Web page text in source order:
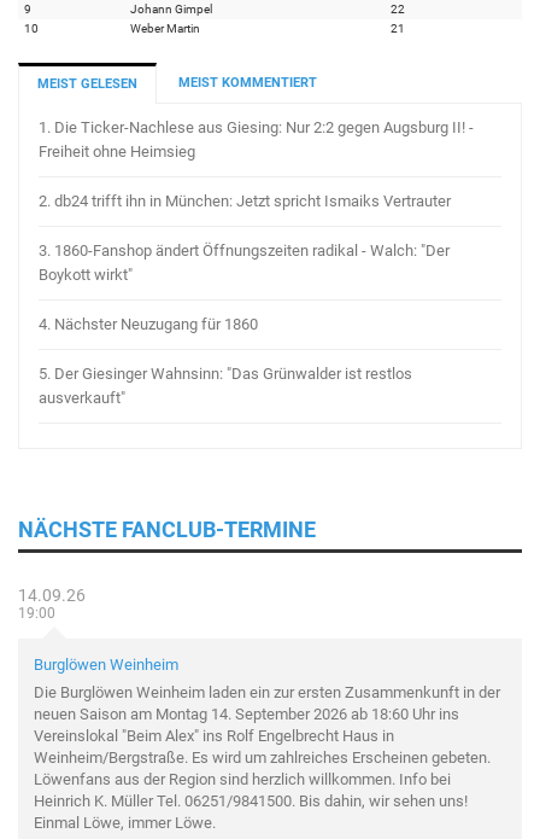
9
Johann Gimpel
22
10
Weber Martin 21
MEIST GELESEN MEIST KOMMENTIERT
1. Die Ticker-Nachlese aus Giesing: Nur 2:2 gegen Augsburg II! -
Freiheit ohne Heimsieg
2. db24 trifft ihn in München: Jetzt spricht Ismaiks Vertrauter
3. 1860-Fanshop ändert Öffnungszeiten radikal - Walch: "Der
Boykott wirkt"
4. Nächster Neuzugang für 1860
5. Der Giesinger Wahnsinn: "Das Grünwalder ist restlos
ausverkauft"
NÄCHSTE FANCLUB-TERMINE
14.09.26
19:00
Burglöwen Weinheim
Die Burglöwen Weinheim laden ein zur ersten Zusammenkunft in der
neuen Saison am Montag 14. September 2026 ab 18:60 Uhr ins
Vereinslokal "Beim Alex" ins Rolf Engelbrecht Haus in
Weinheim/Bergstraße. Es wird um zahlreiches Erscheinen gebeten.
Löwenfans aus der Region sind herzlich willkommen. Info bei
Heinrich K. Müller Tel. 06251/9841500. Bis dahin, wir sehen uns!
Einmal Löwe, immer Löwe.